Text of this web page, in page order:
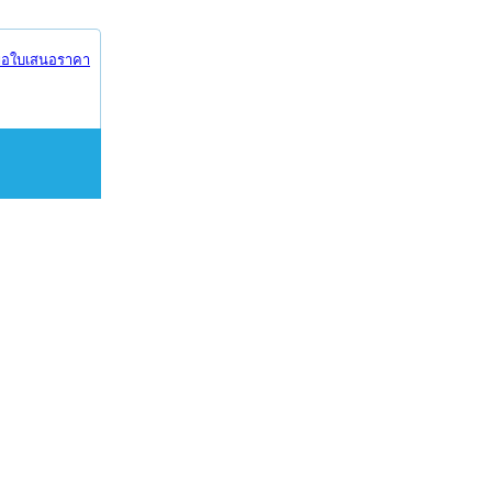
ใบเสนอราคา